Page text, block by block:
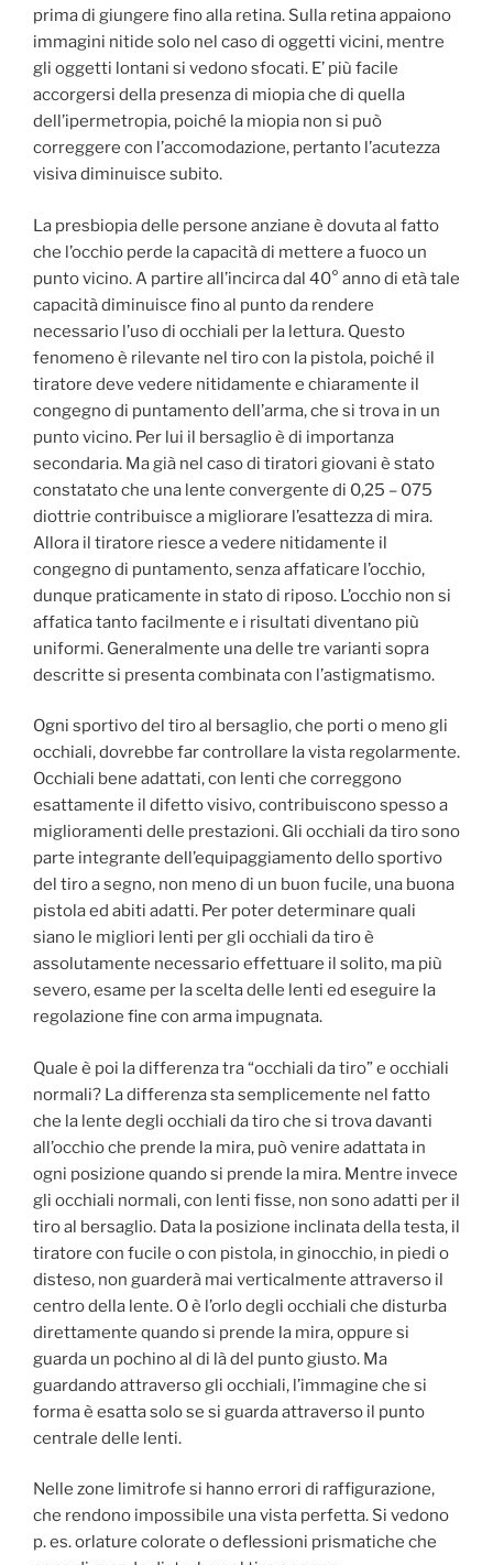
prima di giungere fino alla retina. Sulla retina appaiono
immagini nitide solo nel caso di oggetti vicini, mentre
gli oggetti lontani si vedono sfocati. E’ più facile
accorgersi della presenza di miopia che di quella
dell’ipermetropia, poiché la miopia non si può
correggere con l’accomodazione, pertanto l’acutezza
visiva diminuisce subito.
La presbiopia delle persone anziane è dovuta al fatto
che l’occhio perde la capacità di mettere a fuoco un
punto vicino. A partire all’incirca dal 40° anno di età tale
capacità diminuisce fino al punto da rendere
necessario l’uso di occhiali per la lettura. Questo
fenomeno è rilevante nel tiro con la pistola, poiché il
tiratore deve vedere nitidamente e chiaramente il
congegno di puntamento dell’arma, che si trova in un
punto vicino. Per lui il bersaglio è di importanza
secondaria. Ma già nel caso di tiratori giovani è stato
constatato che una lente convergente di 0,25 – 075
diottrie contribuisce a migliorare l’esattezza di mira.
Allora il tiratore riesce a vedere nitidamente il
congegno di puntamento, senza affaticare l’occhio,
dunque praticamente in stato di riposo. L’occhio non si
affatica tanto facilmente e i risultati diventano più
uniformi. Generalmente una delle tre varianti sopra
descritte si presenta combinata con l’astigmatismo.
Ogni sportivo del tiro al bersaglio, che porti o meno gli
occhiali, dovrebbe far controllare la vista regolarmente.
Occhiali bene adattati, con lenti che correggono
esattamente il difetto visivo, contribuiscono spesso a
miglioramenti delle prestazioni. Gli occhiali da tiro sono
parte integrante dell’equipaggiamento dello sportivo
del tiro a segno, non meno di un buon fucile, una buona
pistola ed abiti adatti. Per poter determinare quali
siano le migliori lenti per gli occhiali da tiro è
assolutamente necessario effettuare il solito, ma più
severo, esame per la scelta delle lenti ed eseguire la
regolazione fine con arma impugnata.
Quale è poi la differenza tra “occhiali da tiro” e occhiali
normali? La differenza sta semplicemente nel fatto
che la lente degli occhiali da tiro che si trova davanti
all’occhio che prende la mira, può venire adattata in
ogni posizione quando si prende la mira. Mentre invece
gli occhiali normali, con lenti fisse, non sono adatti per il
tiro al bersaglio. Data la posizione inclinata della testa, il
tiratore con fucile o con pistola, in ginocchio, in piedi o
disteso, non guarderà mai verticalmente attraverso il
centro della lente. O è l’orlo degli occhiali che disturba
direttamente quando si prende la mira, oppure si
guarda un pochino al di là del punto giusto. Ma
guardando attraverso gli occhiali, l’immagine che si
forma è esatta solo se si guarda attraverso il punto
centrale delle lenti.
Nelle zone limitrofe si hanno errori di raffigurazione,
che rendono impossibile una vista perfetta. Si vedono
p. es. orlature colorate o deflessioni prismatiche che